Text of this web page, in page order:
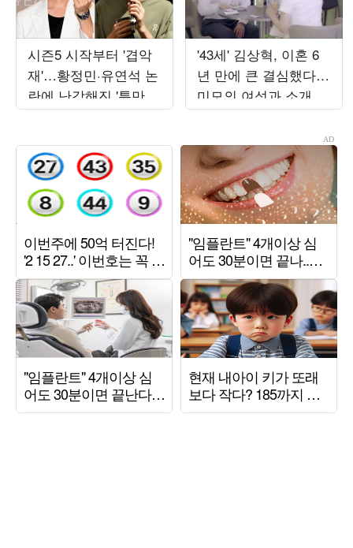
시즌5 시작부터 '겹악
재'…황정민·유연석 논
란에 난감해진 '틈만나
면,'[TEN스타필드]
'43세' 김상혁, 이혼 6
년 만에 큰 결심했다…
미모의 여성과 소개팅
"하얀 튤립 같아" ('신